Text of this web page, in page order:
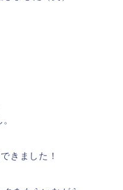
きました！